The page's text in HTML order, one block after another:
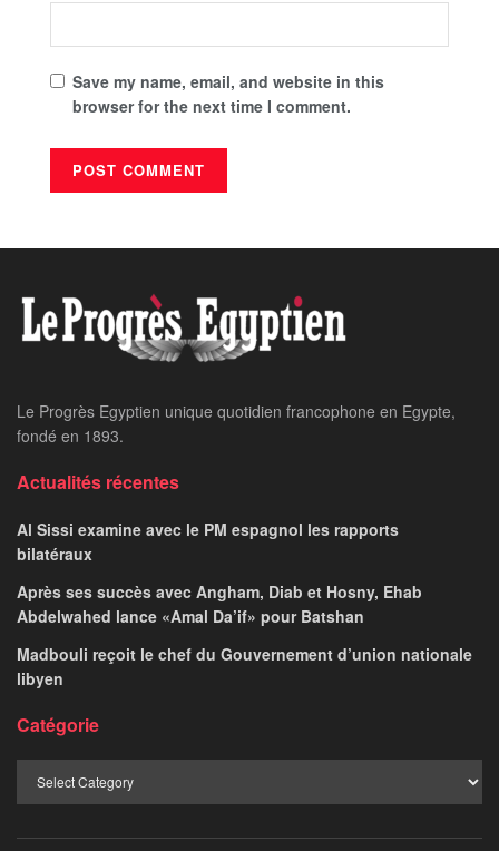
Save my name, email, and website in this
browser for the next time I comment.
Le Progrès Egyptien unique quotidien francophone en Egypte,
fondé en 1893.
Actualités récentes
Al Sissi examine avec le PM espagnol les rapports
bilatéraux
Après ses succès avec Angham, Diab et Hosny, Ehab
Abdelwahed lance «Amal Da’if» pour Batshan
Madbouli reçoit le chef du Gouvernement d’union nationale
libyen
Catégorie